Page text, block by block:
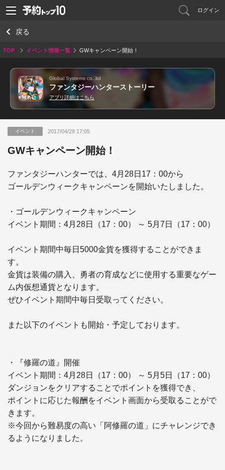
ログイン
戻る
TOP イベント情報一覧 GWキャンペーン開始！
Global Systems co.,ltd
ファンタジーハンターストーリー
アプリ詳細はこちら
イベント 2017/04/28 17:05
GWキャンペーン開始！
ファンタジーハンターでは、4月28日17：00から
ゴールデンウィークキャンペーンを開始いたしました。
・ゴールデンウィークキャンペーン
イベント期間：4月28日（17：00） ～ 5月7日（17：00）
イベント期間中毎日5000金貨を獲得することができま
す。
金貨は装備の購入、勇者の育成などに使用する重要なゲー
ム内仮想通貨となります。
ぜひイベント期間中毎日受取ってください。
また以下のイベントも開始・予定しております。
・『修羅の道』開催
イベント期間：4月28日（17：00） ～ 5月5日（17：00）
ダンジョンをクリアすることでポイントを獲得でき、
ポイントに応じた報酬をイベント画面から受取ることがで
きます。
※今回から難易度の高い「阿修羅の道」にチャレンジでき
るようになりました。